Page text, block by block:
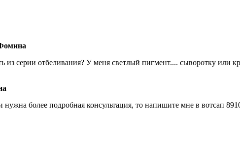
из серии отбеливания? У меня светлый пигмент.... сыворотку или
более подробная консультация, то напишите мне в вотсап